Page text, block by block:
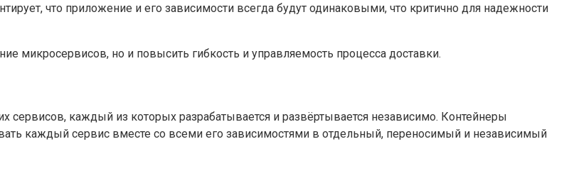
что приложение и его зависимости всегда будут одинаковыми, что критично для надежности
микросервисов, но и повысить гибкость и управляемость процесса доставки.
каждый из которых разрабатывается и развёртывается независимо. Контейнеры
каждый сервис вместе со всеми его зависимостями в отдельный, переносимый и независимый